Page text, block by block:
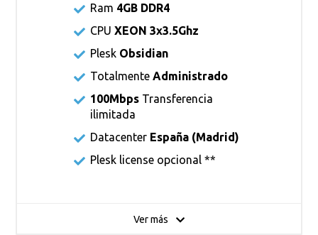
Ram 4GB DDR4
CPU XEON 3x3.5Ghz
Plesk Obsidian
Totalmente Administrado
100Mbps Transferencia
ilimitada
Datacenter España (Madrid)
Plesk license opcional **
Ver más